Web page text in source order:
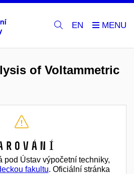
EN
of Voltammetric
pod Ústav výpočetní techniky,
fakultu. Oficiální stránka